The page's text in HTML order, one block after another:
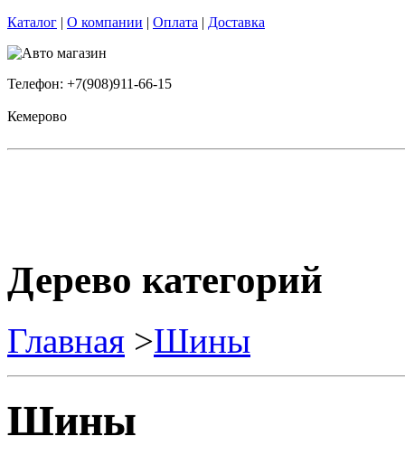
Каталог | О компании | Оплата | Доставка
Телефон: +7(908)911-66-15
Кемерово
Дерево категорий
Главная >Шины
Шины